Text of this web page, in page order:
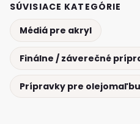
SÚVISIACE KATEGÓRIE
Médiá pre akryl
Finálne / záverečné
Prípravky pre olejomaľbu